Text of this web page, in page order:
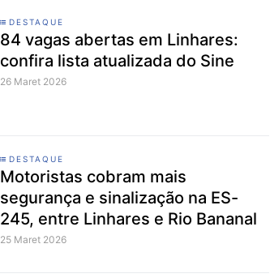
DESTAQUE
84 vagas abertas em Linhares:
confira lista atualizada do Sine
26 Maret 2026
DESTAQUE
Motoristas cobram mais
segurança e sinalização na ES-
245, entre Linhares e Rio Bananal
25 Maret 2026